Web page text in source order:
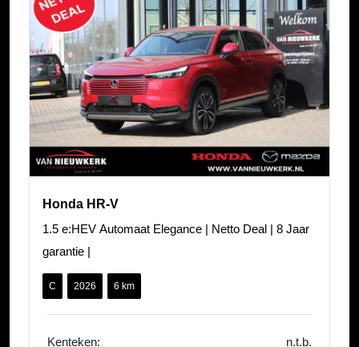
Honda HR-V
1.5 e:HEV Automaat Elegance | Netto Deal | 8 Jaar
garantie |
C 2026 6 km
Kenteken: n.t.b.